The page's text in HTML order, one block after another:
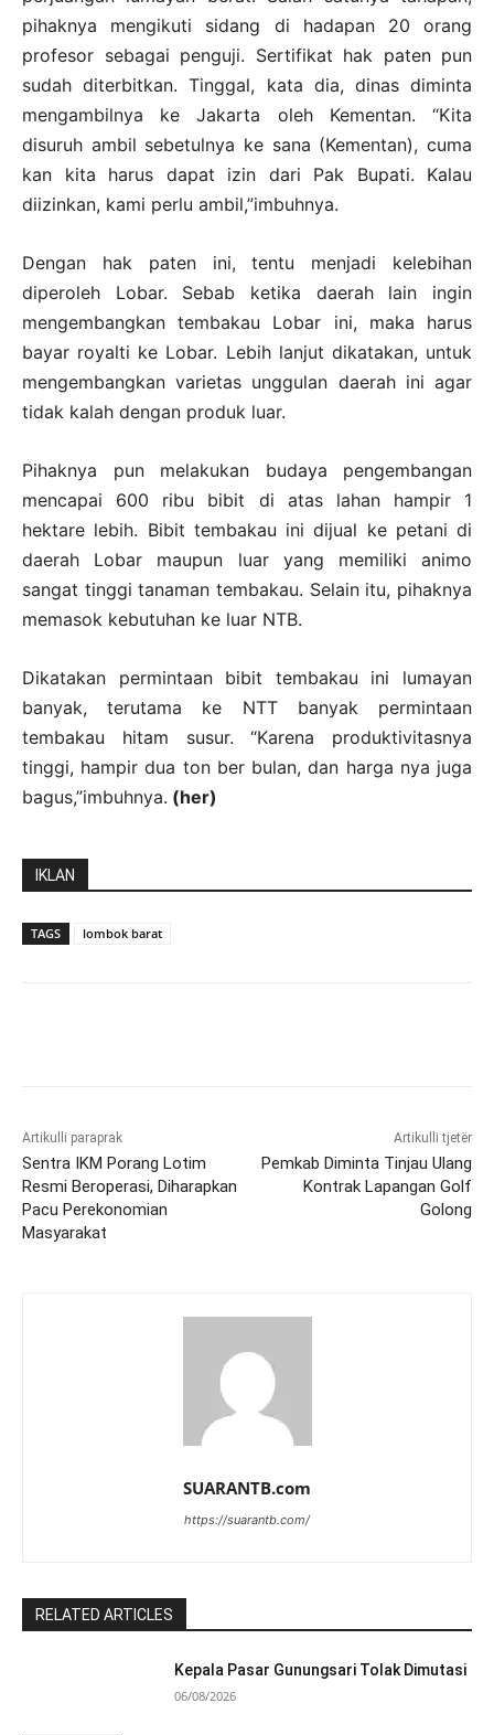
pihaknya mengikuti sidang di hadapan 20 orang
profesor sebagai penguji. Sertifikat hak paten pun
sudah diterbitkan. Tinggal, kata dia, dinas diminta
mengambilnya ke Jakarta oleh Kementan. “Kita
disuruh ambil sebetulnya ke sana (Kementan), cuma
kan kita harus dapat izin dari Pak Bupati. Kalau
diizinkan, kami perlu ambil,”imbuhnya.
Dengan hak paten ini, tentu menjadi kelebihan
diperoleh Lobar. Sebab ketika daerah lain ingin
mengembangkan tembakau Lobar ini, maka harus
bayar royalti ke Lobar. Lebih lanjut dikatakan, untuk
mengembangkan varietas unggulan daerah ini agar
tidak kalah dengan produk luar.
Pihaknya pun melakukan budaya pengembangan
mencapai 600 ribu bibit di atas lahan hampir 1
hektare lebih. Bibit tembakau ini dijual ke petani di
daerah Lobar maupun luar yang memiliki animo
sangat tinggi tanaman tembakau. Selain itu, pihaknya
memasok kebutuhan ke luar NTB.
Dikatakan permintaan bibit tembakau ini lumayan
banyak, terutama ke NTT banyak permintaan
tembakau hitam susur. “Karena produktivitasnya
tinggi, hampir dua ton ber bulan, dan harga nya juga
bagus,”imbuhnya. (her)
IKLAN
TAGS lombok barat
Artikulli paraprak
Sentra IKM Porang Lotim
Resmi Beroperasi, Diharapkan
Pacu Perekonomian
Masyarakat
Artikulli tjetër
Pemkab Diminta Tinjau Ulang
Kontrak Lapangan Golf
Golong
SUARANTB.com
https://suarantb.com/
RELATED ARTICLES
Kepala Pasar Gunungsari Tolak Dimutasi
06/08/2026